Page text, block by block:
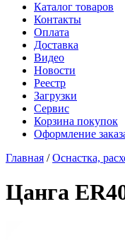
Каталог товаров
Контакты
Оплата
Доставка
Видео
Новости
Реестр
Загрузки
Сервис
Корзина покупок
Оформление
Главная /Оснастка,
Цанга